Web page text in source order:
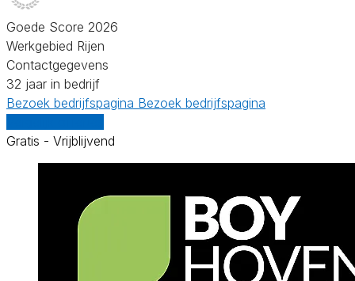
Goede Score 2026
Werkgebied Rijen
Contactgegevens
32 jaar in bedrijf
Bezoek bedrijfspagina Bezoek bedrijfspagina
Gratis - Vrijblijvend